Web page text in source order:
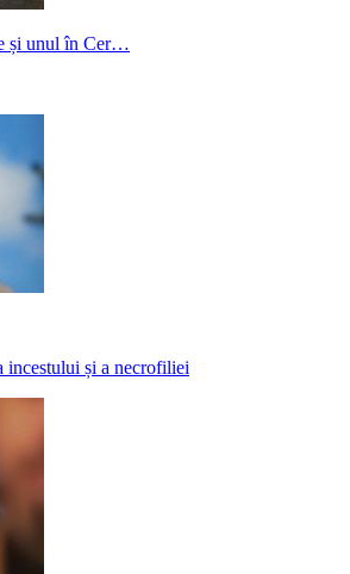
și unul în Cer…
incestului și a necrofiliei